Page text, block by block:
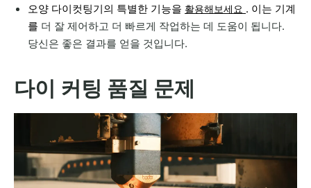
오양 다이컷팅기의 특별한 기능을 활용해보세요 . 이는 기계
를 더 잘 제어하고 더 빠르게 작업하는 데 도움이 됩니다.
당신은 좋은 결과를 얻을 것입니다.
다이 커팅 품질 문제